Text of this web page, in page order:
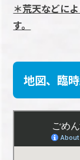
＊荒天などに
す。
地図、臨